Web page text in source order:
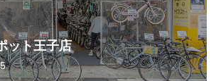
ット王子店